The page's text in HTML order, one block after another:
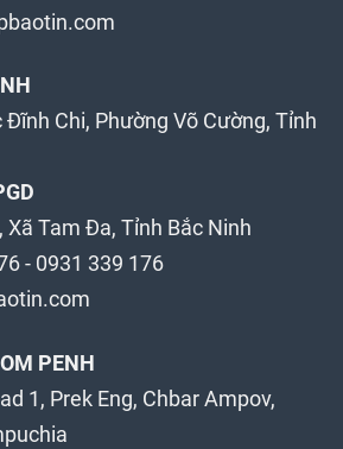
Đĩnh Chi, Phường Võ Cường, Tỉnh
Xã Tam Đa, Tỉnh Bắc Ninh
- 0931 339 176
PENH
1, Prek Eng, Chbar Ampov,